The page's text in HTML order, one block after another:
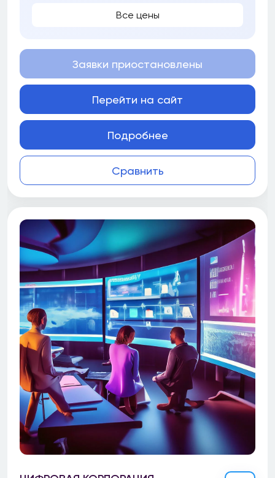
Все цены
Сравнить
Заявки приостановлены
Перейти на сайт
Подробнее